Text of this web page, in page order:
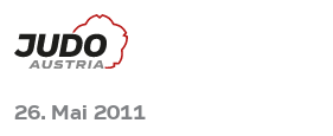
26. Mai 2011